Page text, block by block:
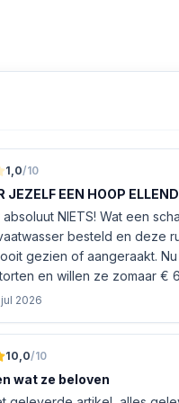
1,0/10
JEZELF EEN HOOP
NIETS! Wat een
besteld en deze
gezien of aangeraakt.
en willen ze zomaar €
jul 2026
10,0/10
wat ze beloven